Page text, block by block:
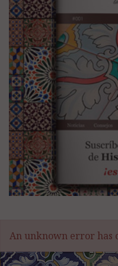
An unknown error has